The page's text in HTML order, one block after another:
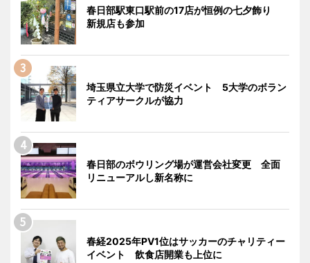
春日部駅東口駅前の17店が恒例の七夕飾り
新規店も参加
埼玉県立大学で防災イベント 5大学のボラン
ティアサークルが協力
春日部のボウリング場が運営会社変更 全面
リニューアルし新名称に
春経2025年PV1位はサッカーのチャリティー
イベント 飲食店開業も上位に